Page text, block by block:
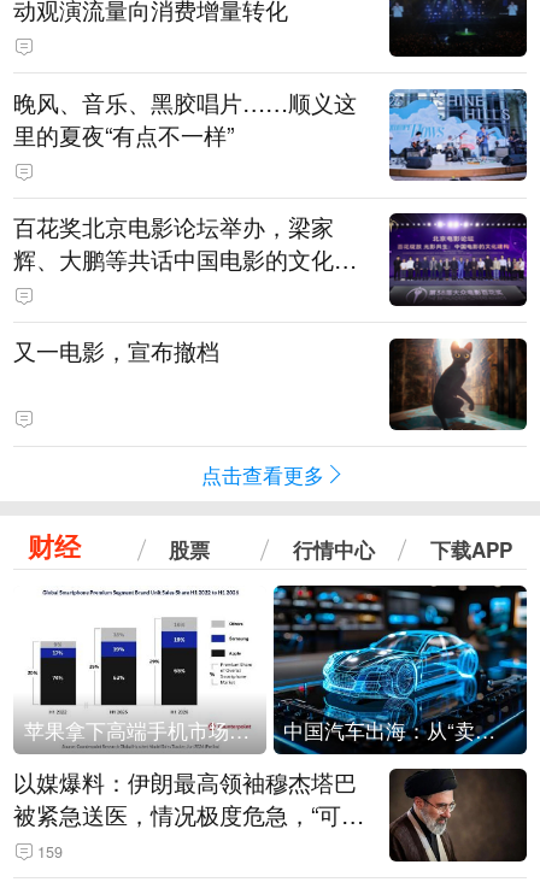
动观演流量向消费增量转化
晚风、音乐、黑胶唱片……顺义这
里的夏夜“有点不一样”
百花奖北京电影论坛举办，梁家
辉、大鹏等共话中国电影的文化建
构
又一电影，宣布撤档
点击查看更多
财经 股票 行情中心 下载APP
苹果拿下高端手机市场65%的份额：iPhone 17系列功不可没 中国汽车出海：从“卖出去”到“走进去”
以媒爆料：伊朗最高领袖穆杰塔巴
被紧急送医，情况极度危急，“可能
随时会死去”
159